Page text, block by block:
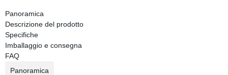
Panoramica
Descrizione del prodotto
Specifiche
Imballaggio e consegna
FAQ
Panoramica